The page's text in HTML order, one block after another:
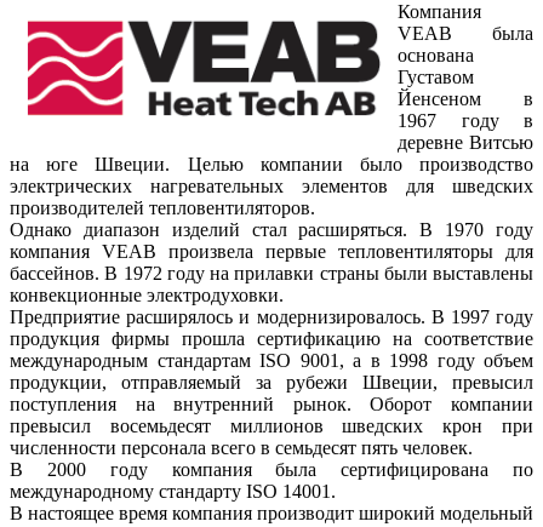
Компания
VEAB была
основана
Густавом
Йенсеном в
1967 году в
деревне Витсью
на юге Швеции. Целью компании было производство
электрических нагревательных элементов для шведских
производителей тепловентиляторов.
Однако диапазон изделий стал расширяться. В 1970 году
компания VEAB произвела первые тепловентиляторы для
бассейнов. В 1972 году на прилавки страны были выставлены
конвекционные электродуховки.
Предприятие расширялось и модернизировалось. В 1997 году
продукция фирмы прошла сертификацию на соответствие
международным стандартам ISO 9001, а в 1998 году объем
продукции, отправляемый за рубежи Швеции, превысил
поступления на внутренний рынок. Оборот компании
превысил восемьдесят миллионов шведских крон при
численности персонала всего в семьдесят пять человек.
В 2000 году компания была сертифицирована по
международному стандарту ISO 14001.
В настоящее время компания производит широкий модельный